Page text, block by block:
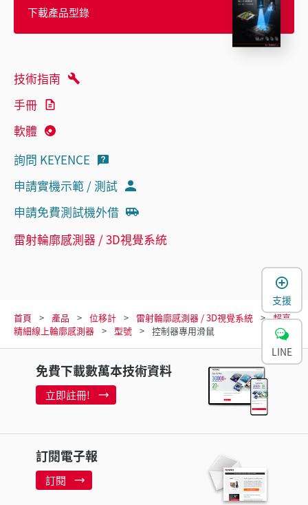
下載產品型錄
技術指南
手冊
軟體
詢問 KEYENCE
申請實機示範 / 測試
申請免費測試機外借
雷射輪廓感測器 / 3D視覺系統
首頁 產品 位移計 雷射輪廓感測器 / 3D視覺系統
超高
精細線上輪廓感測器
型號 控制器專用滑鼠
免費下載數萬本技術資料
立即註冊!
訂閱電子報
訂閱
支援
LINE